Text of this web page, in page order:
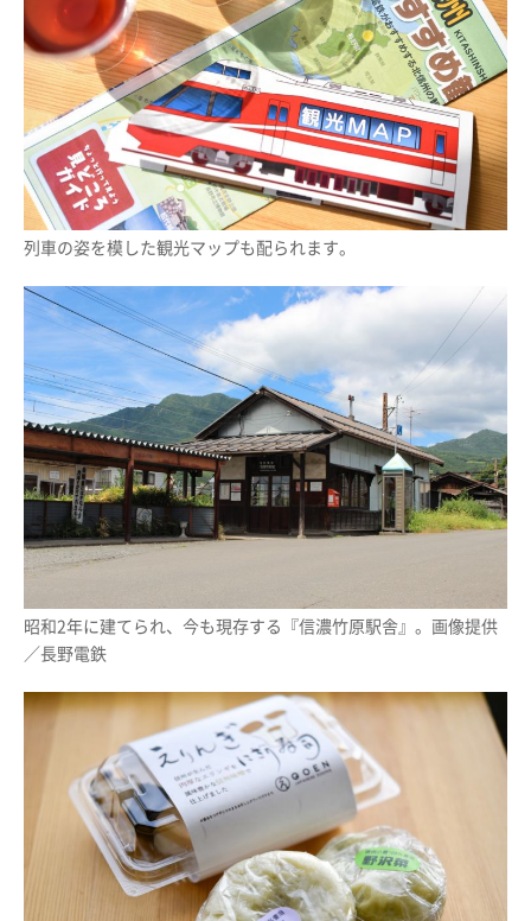
列車の姿を模した観光マップも配られます。
昭和2年に建てられ、今も現存する『信濃竹原駅舎』。画像提供
／長野電鉄